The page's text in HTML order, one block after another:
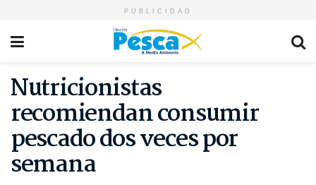
PUBLICIDAD
Nutricionistas
recomiendan consumir
pescado dos veces por
semana